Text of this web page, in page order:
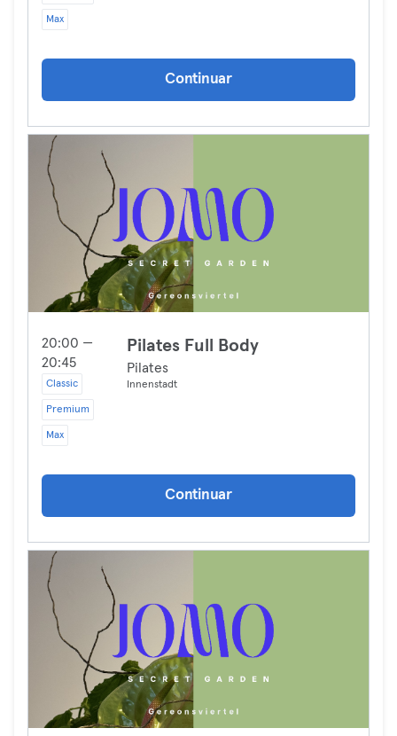
Max
Continuar
20:00 —
20:45
Classic
Premium
Max
Pilates Full Body
Pilates
Innenstadt
Continuar